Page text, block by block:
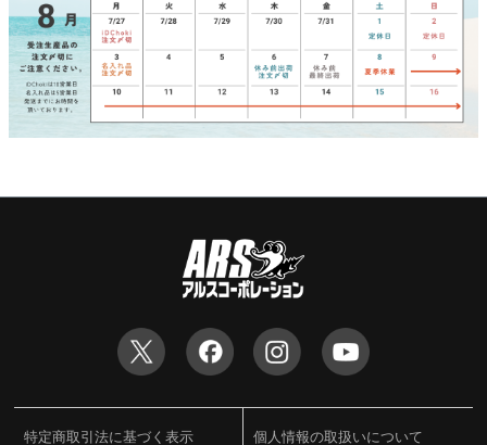
特定商取引法に基づく表示 個人情報の取扱いについて